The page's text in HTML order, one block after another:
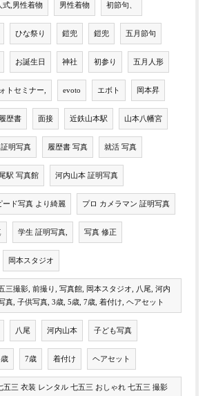
式,男性着物 男性着物 初節句、
ひな祭り 鎧兜 鎧兜 五月節句
お誕生日 神社 初参り 五月人形
トセミナー, evoto エボト 岡本昇
履歴書 面接 近鉄山本駅 山本八幡宮
証明写真 履歴書 写真 就活 写真
駅 写真館 河内山本 証明写真
ード写真 より綺麗 プロ カメラマン 証明写真
学生 証明写真, 写真 修正
岡本スタジオ
三撮影, 前撮り, 写真館, 岡本スタジオ, 八尾, 河内
真, 子供写真, 3歳, 5歳, 7歳, 着付け, ヘアセット
八尾 河内山本 子ども写真
7歳 着付け ヘアセット
五三 衣装 レンタル 七五三 おしゃれ 七五三 撮影